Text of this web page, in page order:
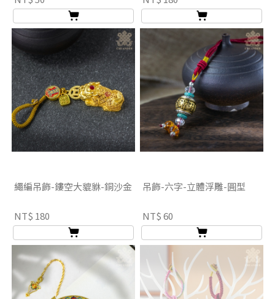
繩編吊飾-鏤空大貔貅-銅沙金
NT$ 180
吊飾-六字-立體浮雕-圓型
NT$ 60